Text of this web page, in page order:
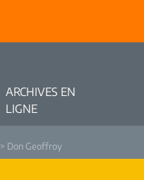
ARCHIVES EN
LIGNE
> Don Geoffroy